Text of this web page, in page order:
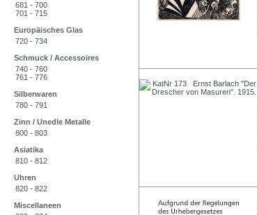
681 - 700
701 - 715
Europäisches Glas
720 - 734
Schmuck / Accessoires
740 - 760
761 - 776
Silberwaren
780 - 791
Zinn / Unedle Metalle
800 - 803
Asiatika
810 - 812
Uhren
820 - 822
Miscellaneen